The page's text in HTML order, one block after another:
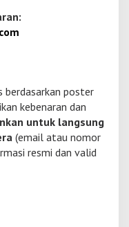
poster
kebenaran dan
untuk langsung
(email atau nomor
resmi dan valid